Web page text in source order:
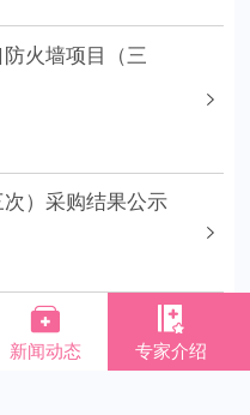
火墙项目（三
）采购结果公示

新闻动态

专家介绍